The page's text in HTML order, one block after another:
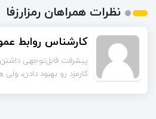
نظرات همراهان رمزارزفا
محمدی
راهکارهای لایه دوم رو
چقدر تونستن مشکل